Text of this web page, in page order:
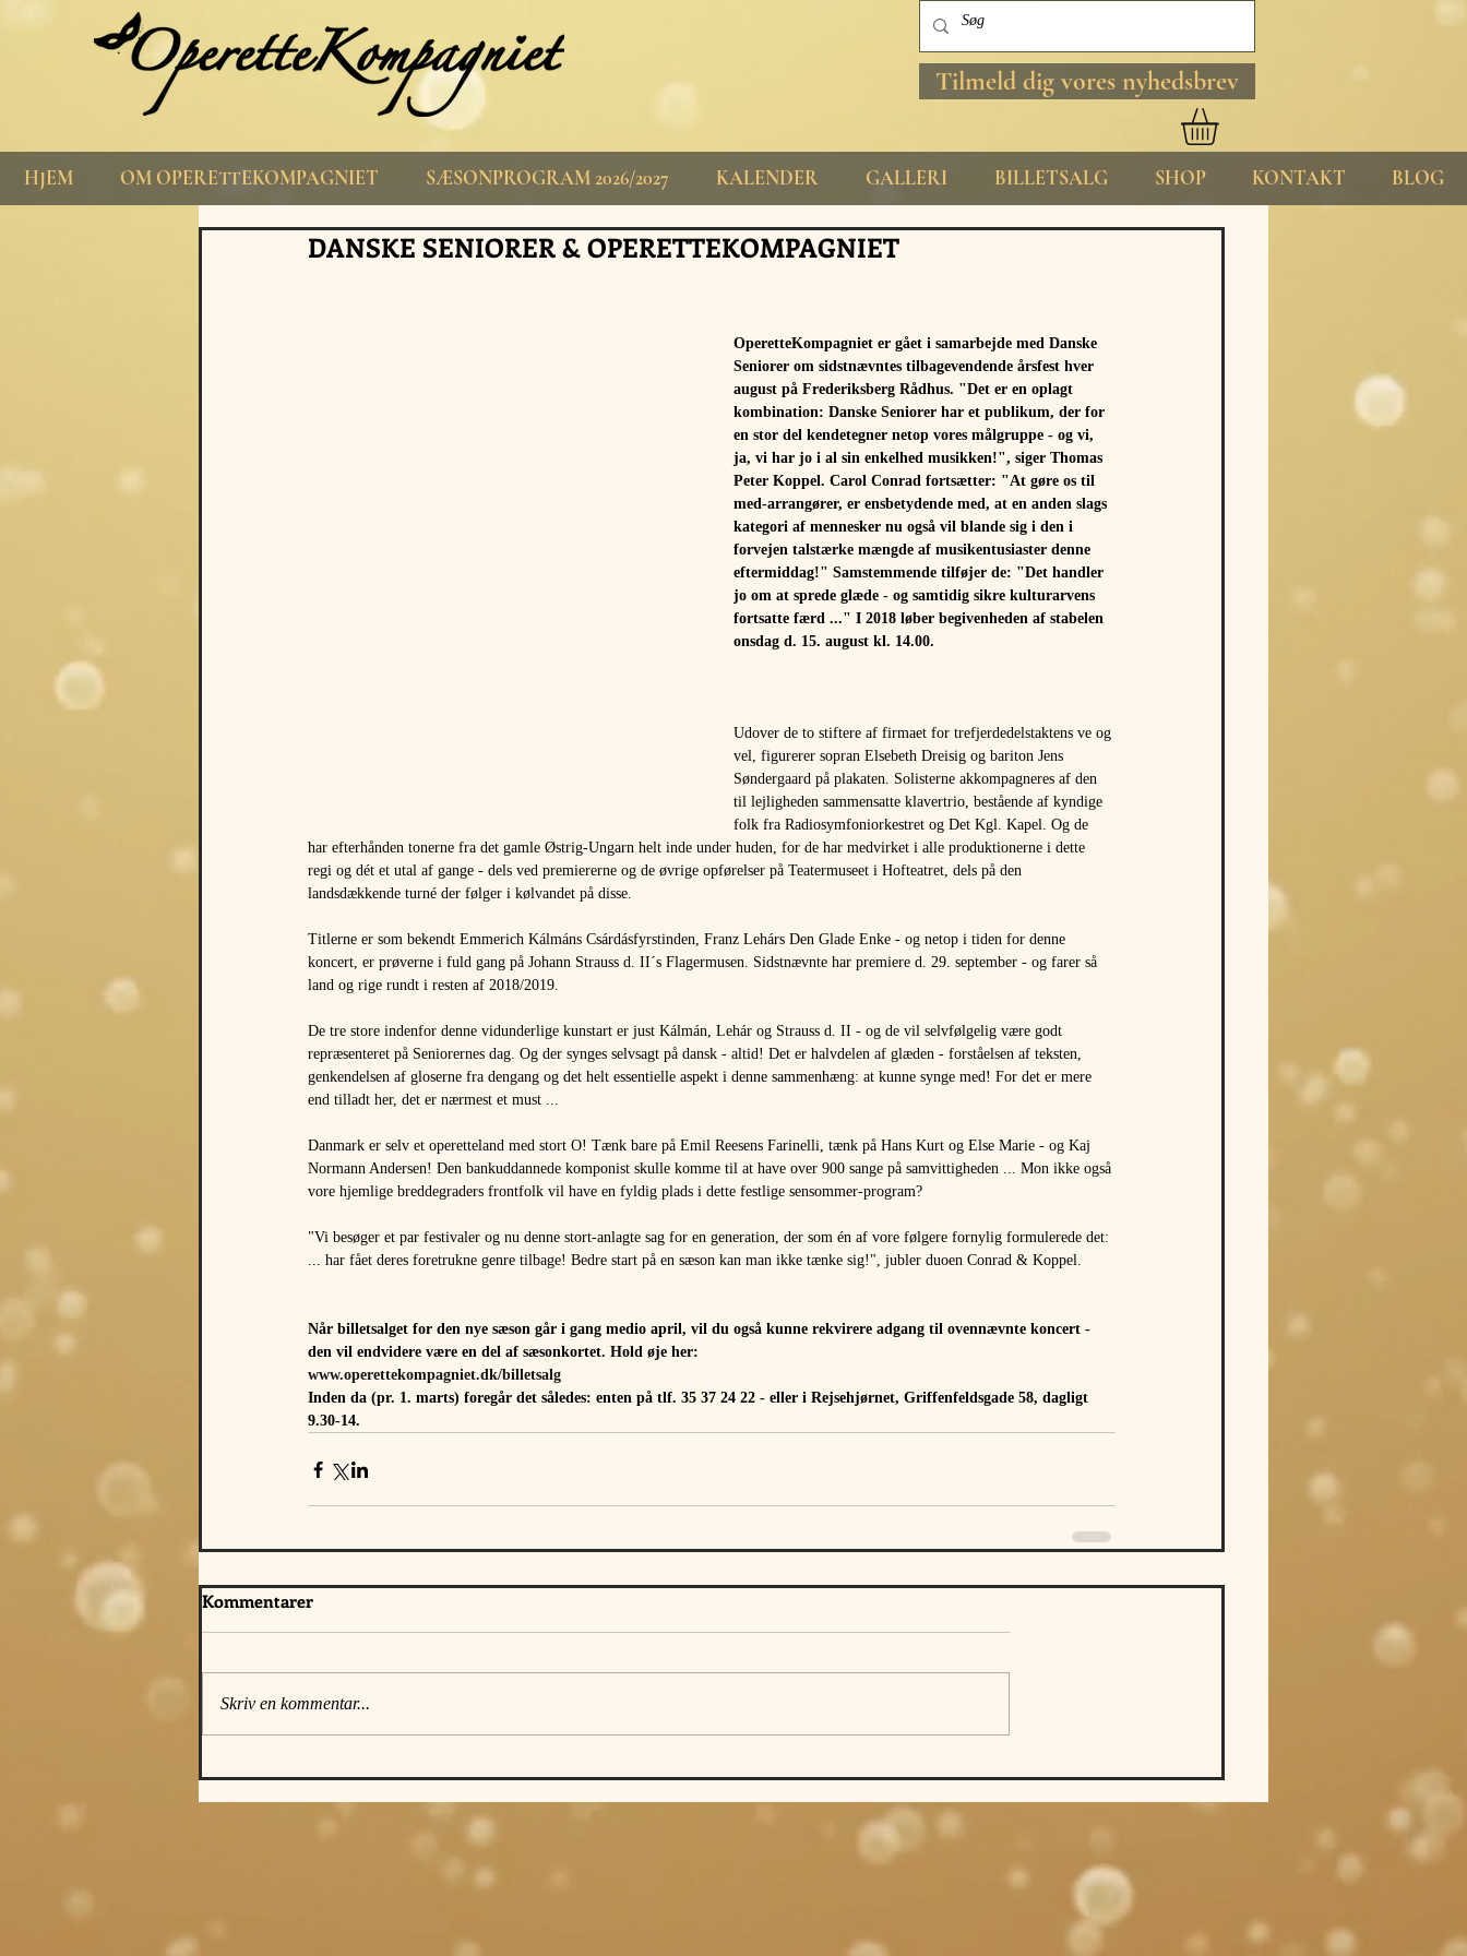
Tilmeld dig vores nyhedsbrev
HJEM OM OPERETTEKOMPAGNIET SÆSONPROGRAM 2026/2027 KALENDER GALLERI BILLETSALG SHOP KONTAKT BLOG
DANSKE SENIORER & OPERETTEKOMPAGNIET
OperetteKompagniet er gået i samarbejde med Danske
Seniorer om sidstnævntes tilbagevendende årsfest hver
august på Frederiksberg Rådhus. "Det er en oplagt
kombination: Danske Seniorer har et publikum, der for
en stor del kendetegner netop vores målgruppe - og vi,
ja, vi har jo i al sin enkelhed musikken!", siger Thomas
Peter Koppel. Carol Conrad fortsætter: "At gøre os til
med-arrangører, er ensbetydende med, at en anden slags
kategori af mennesker nu også vil blande sig i den i
forvejen talstærke mængde af musikentusiaster denne
eftermiddag!" Samstemmende tilføjer de: "Det handler
jo om at sprede glæde - og samtidig sikre kulturarvens
fortsatte færd ..." I 2018 løber begivenheden af stabelen
onsdag d. 15. august kl. 14.00.
Udover de to stiftere af firmaet for trefjerdedelstaktens ve og
vel, figurerer sopran Elsebeth Dreisig og bariton Jens
Søndergaard på plakaten. Solisterne akkompagneres af den
til lejligheden sammensatte klavertrio, bestående af kyndige
folk fra Radiosymfoniorkestret og Det Kgl. Kapel. Og de
har efterhånden tonerne fra det gamle Østrig-Ungarn helt inde under huden, for de har medvirket i alle produktionerne i dette
regi og dét et utal af gange - dels ved premiererne og de øvrige opførelser på Teatermuseet i Hofteatret, dels på den
landsdækkende turné der følger i kølvandet på disse.
Titlerne er som bekendt Emmerich Kálmáns Csárdásfyrstinden, Franz Lehárs Den Glade Enke - og netop i tiden for denne
koncert, er prøverne i fuld gang på Johann Strauss d. II´s Flagermusen. Sidstnævnte har premiere d. 29. september - og farer så
land og rige rundt i resten af 2018/2019.
De tre store indenfor denne vidunderlige kunstart er just Kálmán, Lehár og Strauss d. II - og de vil selvfølgelig være godt
repræsenteret på Seniorernes dag. Og der synges selvsagt på dansk - altid! Det er halvdelen af glæden - forståelsen af teksten,
genkendelsen af gloserne fra dengang og det helt essentielle aspekt i denne sammenhæng: at kunne synge med! For det er mere
end tilladt her, det er nærmest et must ...
Danmark er selv et operetteland med stort O! Tænk bare på Emil Reesens Farinelli, tænk på Hans Kurt og Else Marie - og Kaj
Normann Andersen! Den bankuddannede komponist skulle komme til at have over 900 sange på samvittigheden ... Mon ikke også
vore hjemlige breddegraders frontfolk vil have en fyldig plads i dette festlige sensommer-program?
"Vi besøger et par festivaler og nu denne stort-anlagte sag for en generation, der som én af vore følgere fornylig formulerede det:
... har fået deres foretrukne genre tilbage! Bedre start på en sæson kan man ikke tænke sig!", jubler duoen Conrad & Koppel.
Når billetsalget for den nye sæson går i gang medio april, vil du også kunne rekvirere adgang til ovennævnte koncert -
den vil endvidere være en del af sæsonkortet. Hold øje her:
www.operettekompagniet.dk/billetsalg
Inden da (pr. 1. marts) foregår det således: enten på tlf. 35 37 24 22 - eller i Rejsehjørnet, Griffenfeldsgade 58, dagligt
9.30-14.
Kommentarer
Skriv en kommentar...